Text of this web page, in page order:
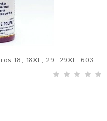
Tinta Premium p/ Epson, tinteiros 18, 18XL, 29, 29XL, 603, T0484, T0794, T0804, Ecotank 664 e 774, etc. AMARELO